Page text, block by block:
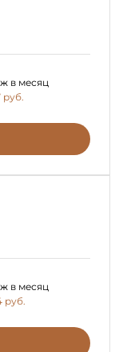
в месяц
руб.
в месяц
руб.